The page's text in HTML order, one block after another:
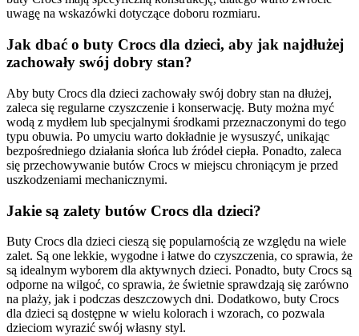
uwagę na wskazówki dotyczące doboru rozmiaru.
Jak dbać o buty Crocs dla dzieci, aby jak najdłużej
zachowały swój dobry stan?
Aby buty Crocs dla dzieci zachowały swój dobry stan na dłużej,
zaleca się regularne czyszczenie i konserwację. Buty można myć
wodą z mydłem lub specjalnymi środkami przeznaczonymi do tego
typu obuwia. Po umyciu warto dokładnie je wysuszyć, unikając
bezpośredniego działania słońca lub źródeł ciepła. Ponadto, zaleca
się przechowywanie butów Crocs w miejscu chroniącym je przed
uszkodzeniami mechanicznymi.
Jakie są zalety butów Crocs dla dzieci?
Buty Crocs dla dzieci cieszą się popularnością ze względu na wiele
zalet. Są one lekkie, wygodne i łatwe do czyszczenia, co sprawia, że
są idealnym wyborem dla aktywnych dzieci. Ponadto, buty Crocs są
odporne na wilgoć, co sprawia, że świetnie sprawdzają się zarówno
na plaży, jak i podczas deszczowych dni. Dodatkowo, buty Crocs
dla dzieci są dostępne w wielu kolorach i wzorach, co pozwala
dzieciom wyrazić swój własny styl.